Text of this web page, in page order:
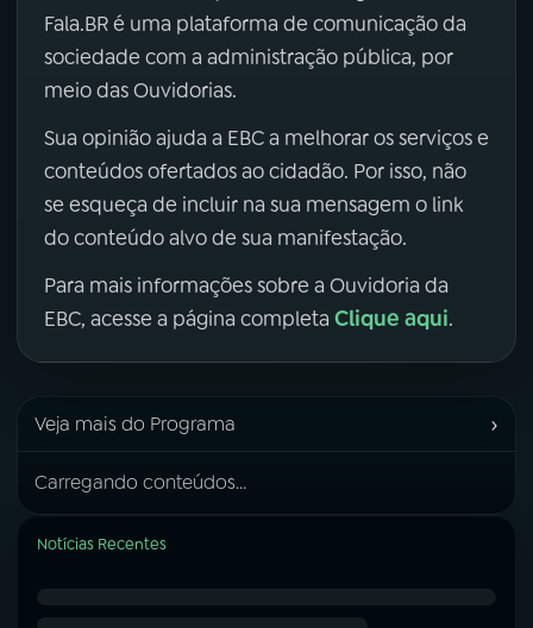
Fala.BR é uma plataforma de comunicação da
sociedade com a administração pública, por
meio das Ouvidorias.
Sua opinião ajuda a EBC a melhorar os serviços e
conteúdos ofertados ao cidadão. Por isso, não
se esqueça de incluir na sua mensagem o link
do conteúdo alvo de sua manifestação.
Para mais informações sobre a Ouvidoria da
EBC, acesse a página completa Clique aqui.
Veja mais do Programa ›
Carregando conteúdos...
Notícias Recentes